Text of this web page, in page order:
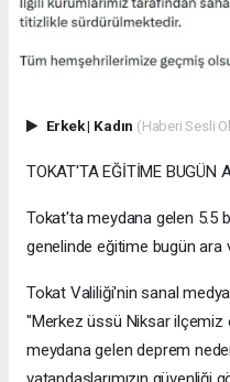
Erkek| Kadın (Haberi Sesli
TOKAT'TA EĞİTİME BUGÜN
Tokat'ta meydana gelen 5.5
genelinde eğitime bugün ara
Tokat Valiliği'nin sanal medya
"Merkez üssü Niksar ilçemiz
meydana gelen deprem